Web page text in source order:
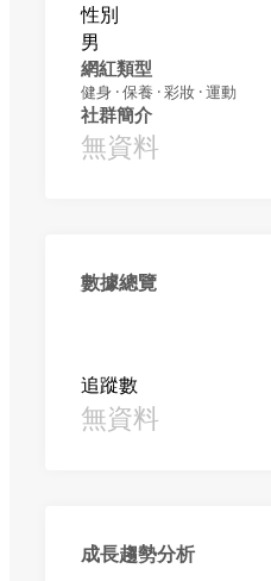
性別
男
網紅類型
健身 · 保養 · 彩妝 · 運動
社群簡介
無資料
數據總覽
追蹤數
無資料
成長趨勢分析